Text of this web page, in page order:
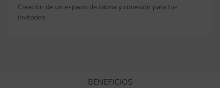
Creación de un espacio de calma y conexión para tus
invitados
BENEFICIOS